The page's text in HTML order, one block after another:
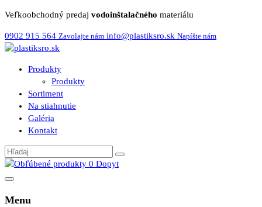
Veľkoobchodný predaj vodoinštalačného materiálu
0902 915 564 Zavolajte nám info@plastiksro.sk Napíšte nám
Produkty
Produkty
Sortiment
Na stiahnutie
Galéria
Kontakt
0 Dopyt
Menu